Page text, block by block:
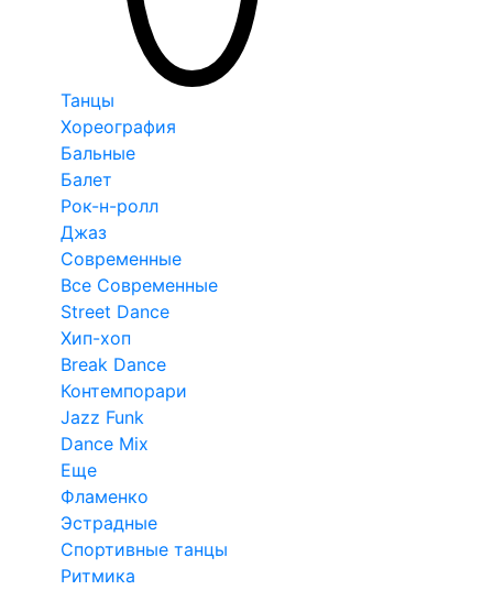
Танцы
Хореография
Бальные
Балет
Рок-н-ролл
Джаз
Современные
Все Современные
Street Dance
Хип-хоп
Break Dance
Контемпорари
Jazz Funk
Dance Mix
Еще
Фламенко
Эстрадные
Спортивные танцы
Ритмика